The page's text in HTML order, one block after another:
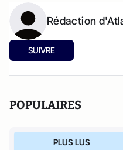
Rédaction
SUIVRE
POPULAIRES
PLUS LUS